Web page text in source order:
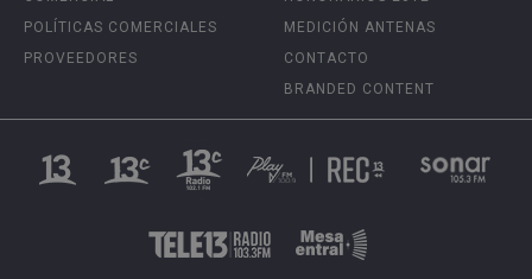
POLÍTICAS COMERCIALES
PROVEEDORES
MEDICIÓN ANTENAS
CONTACTO
BRANDED CONTENT